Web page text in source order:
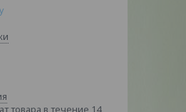
товара в течение 14